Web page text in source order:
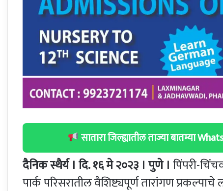
सातारा जिल्ह्यातील ताज्या बातम्या
दैनिक स्थैर्य । दि. १६ मे २०२३ । पुणे । पिंपरी-
पार्क परिसरातील वैशिष्ट्यपूर्ण तारांगण